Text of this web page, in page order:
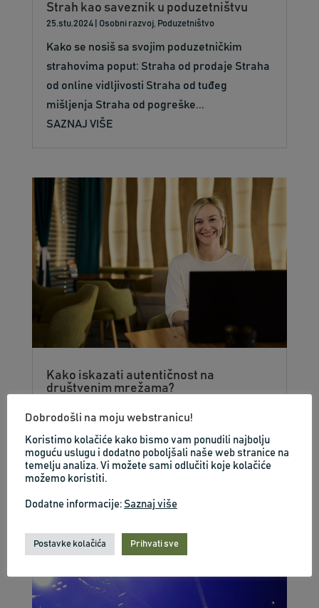
Strah kao saveznik u poduzetništvu
25.stu.2024| Osobni razvoj, Poduzetništvo
Kako se nosiš sa svojim poduzetničkim
strahovima poput: Straha od prodaje Straha
od online vidljivosti Straha od tuđeg
mišljenja Straha od pogreške...
SAZNAJ VIŠE
Kako iskazati autentičnost na
društvenim mrežama?
Pitanje nije jednostavno jer odgovor nije
jednostavan no pokušati ću na njega
odgovoriti kako sa stručne strane tako i iz
vlastitog iskustva. Dakle,...
SAZNAJ VIŠE
Dobrodošli na moju webstranicu!
Koristimo kolačiće kako bismo vam ponudili najbolju
moguću uslugu i dodatno poboljšali naše web stranice na
temelju analiza. Vi možete sami odlučiti koje kolačiće
možemo koristiti.
Dodatne informacije: Saznaj više
Postavke kolačića Prihvati sve